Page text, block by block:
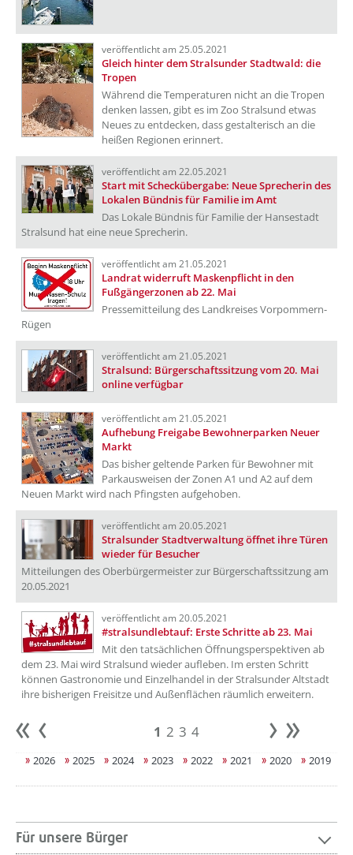
veröffentlicht am 25.05.2021
Gleich hinter dem Stralsunder Stadtwald: die
Tropen
Während die Temperaturen nicht an die Tropen
denken lassen, gibt es im Zoo Stralsund etwas
Neues zu entdecken, dass gestalterisch an die
heißen Regionen erinnert.
veröffentlicht am 22.05.2021
Start mit Scheckübergabe: Neue Sprecherin des
Lokalen Bündnis für Familie im Amt
Das Lokale Bündnis für Familie der Hansestadt
Stralsund hat eine neue Sprecherin.
veröffentlicht am 21.05.2021
Landrat widerruft Maskenpflicht in den
Fußgängerzonen ab 22. Mai
Pressemitteilung des Landkreises Vorpommern-
Rügen
veröffentlicht am 21.05.2021
Stralsund: Bürgerschaftssitzung vom 20. Mai
online verfügbar
veröffentlicht am 21.05.2021
Aufhebung Freigabe Bewohnerparken Neuer
Markt
Das bisher geltende Parken für Bewohner mit
Parkausweisen der Zonen A1 und A2 auf dem
Neuen Markt wird nach Pfingsten aufgehoben.
veröffentlicht am 20.05.2021
Stralsunder Stadtverwaltung öffnet ihre Türen
wieder für Besucher
Mitteilungen des Oberbürgermeister zur Bürgerschaftssitzung am
20.05.2021
veröffentlicht am 20.05.2021
#stralsundlebtauf: Erste Schritte ab 23. Mai
Mit den tatsächlichen Öffnungsperspektiven ab
dem 23. Mai wird Stralsund wieder aufleben. Im ersten Schritt
können Gastronomie und Einzelhandel in der Stralsunder Altstadt
ihre bisherigen Freisitze und Außenflächen räumlich erweitern.
Anfang 1 2 3 4 weiter
2026 2025 2024 2023 2022 2021 2020 2019
Für unsere Bürger